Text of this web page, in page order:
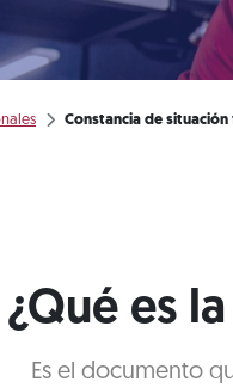
Constancia de situación
¿Qué es
Es el documento